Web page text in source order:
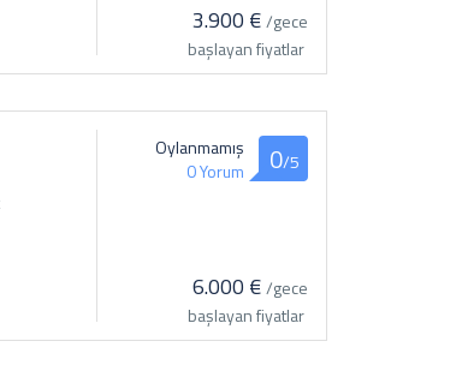
3.900 €/gece
başlayan fiyatlar
Oylanmamış
0 Yorum
0/5
6.000 €/gece
başlayan fiyatlar